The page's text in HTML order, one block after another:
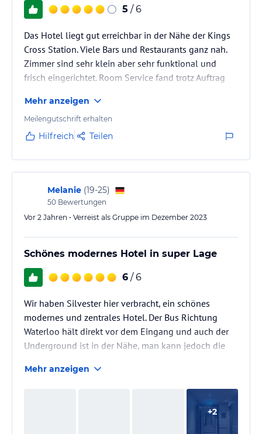
5 / 6
Das Hotel liegt gut erreichbar in der Nähe der Kings
Cross Station. Viele Bars und Restaurants ganz nah.
Zimmer sind sehr klein aber sehr funktional und
frisch eingerichtet. Room Service fand trotz Auftrag
Mehr anzeigen
Meilengutschrift erhalten
Hilfreich Teilen
Melanie (19-25)
50 Bewertungen
Vor 2 Jahren • Verreist als Gruppe im Dezember 2023
Schönes modernes Hotel in super Lage
6 / 6
Wir haben Silvester hier verbracht, ein schönes
modernes und zentrales Hotel. Der Bus Richtung
Waterloo hält direkt vor dem Eingang und auch der
Underground ist in der Nähe, man kann jedoch die
freundlich und besonders positiv hat mich das
kostenlose Angebot von Wasser, Kaffee und Saft
überrascht. Gerade für einen Städteurlaub ist das
Mehr anzeigen
+2